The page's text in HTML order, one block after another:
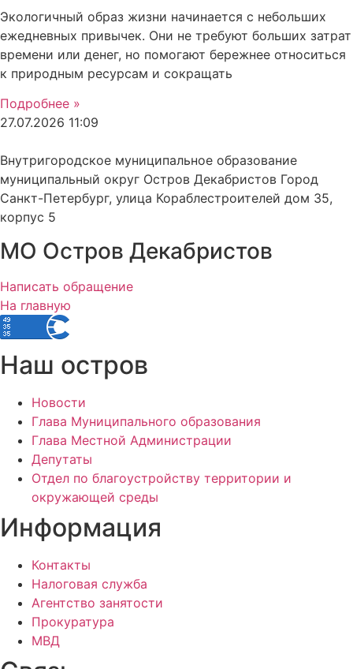
Экологичный образ жизни начинается с небольших
ежедневных привычек. Они не требуют больших затрат
времени или денег, но помогают бережнее относиться
к природным ресурсам и сокращать
Подробнее »
27.07.2026 11:09
Внутригородское муниципальное образование
муниципальный округ Остров Декабристов Город
Санкт-Петербург, улица Кораблестроителей дом 35,
корпус 5
МО Остров Декабристов
Написать обращение
На главную
Наш остров
Новости
Глава Муниципального образования
Глава Местной Администрации
Депутаты
Отдел по благоустройству территории и
окружающей среды
Информация
Контакты
Налоговая служба
Агентство занятости
Прокуратура
МВД